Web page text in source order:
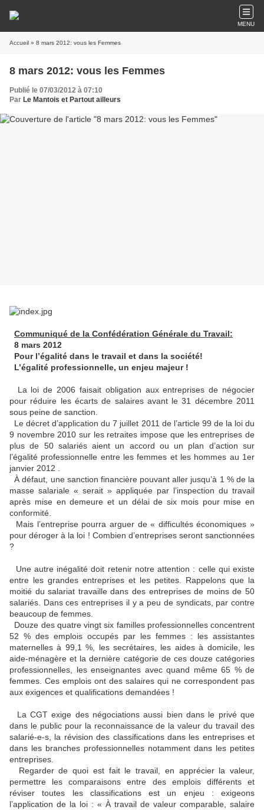
MENU
Accueil » 8 mars 2012: vous les Femmes
8 mars 2012: vous les Femmes
Publié le 07/03/2012 à 07:10
Par Le Mantois et Partout ailleurs
Communiqué de la Confédération Générale du Travail:
8 mars 2012
Pour l’égalité dans le travail et dans la société!
L’égalité professionnelle, un enjeu majeur !
La loi de 2006 faisait obligation aux entreprises de négocier
pour réduire les écarts de salaires avant le 31 décembre 2011
sous peine de sanction.
Le décret d’application du 7 juillet 2011 de l’article 99 de la loi du
9 novembre 2010 sur les retraites impose que les entreprises de
plus de 50 salariés aient un accord ou un plan d’action sur
l’égalité professionnelle entre les femmes et les hommes au 1er
janvier 2012 .
À défaut, une sanction financière pouvant aller jusqu’à 1 % de la
masse salariale « serait » appliquée par l’inspection du travail
après mise en demeure et un délai de six mois pour mise en
conformité.
Mais l’entreprise pourra arguer de « difficultés économiques »
pour déroger à la loi ! Combien d’entreprises seront sanctionnées
?
Une autre inégalité doit retenir notre attention : celle qui existe
entre les grandes entreprises et les petites. Rappelons que la
moitié du salariat travaille dans des entreprises de moins de 50
salariés. Dans ces entreprises il y a peu de syndicats, par contre
beaucoup de femmes.
Douze des quatre vingt six familles professionnelles concentrent
52 % des emplois occupés par les femmes : les assistantes
maternelles à 99,1 %, les secrétaires, les aides à domicile, les
aide-ménagère et la dernière catégorie de ces douze catégories
professionnelles, les enseignantes avec quand même 65 % de
femmes. Ces emplois ont des salaires qui ne correspondent pas
aux exigences et qualifications demandées !
La CGT exige des négociations aussi bien dans le privé que
dans le public pour la reconnaissance de la valeur du travail des
salarié-e-s, la révision des classifications dans les entreprises et
dans les branches professionnelles notamment dans les petites
entreprises.
Regarder de quoi est fait le travail, en apprécier la valeur,
permettre les comparaisons entre des emplois différents et
réviser toutes les classifications est un enjeu : exigeons
l’application de la loi : « À travail de valeur comparable, salaire